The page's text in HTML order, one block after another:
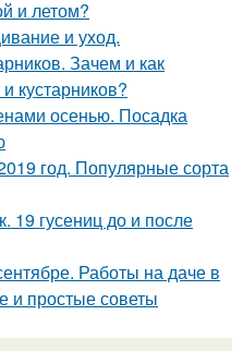
и летом?
и уход.
Зачем и как
кустарников?
осенью. Посадка
год. Популярные сорта
19 гусениц до и после
Работы на даче в
и простые советы